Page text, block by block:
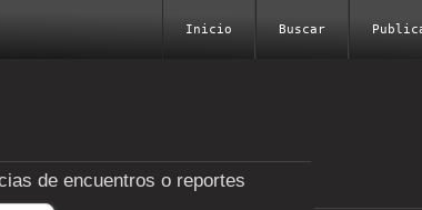
Inicio Buscar
de encuentros o reportes